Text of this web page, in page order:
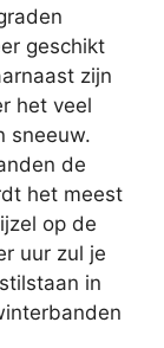
geschikt
zijn
het veel
sneeuw.
de
het meest
op de
uur zul je
in